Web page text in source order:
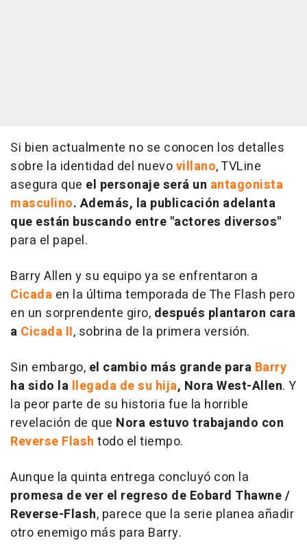
Si bien actualmente no se conocen los detalles
sobre la identidad del nuevovillano, TVLine
asegura que el personaje será un antagonista
masculino. Además, la publicación adelanta
que están buscando entre "actores diversos"
para el papel.
Barry Allen y su equipo ya se enfrentaron a
Cicada en la última temporada de The Flash pero
en un sorprendente giro, después plantaron cara
a Cicada II, sobrina de la primera versión.
Sin embargo, el cambio más grande para Barry
ha sido la llegada de su hija, Nora West-Allen. Y
la peor parte de su historia fue la horrible
revelación de que Nora estuvo trabajando con
Reverse Flash todo el tiempo.
Aunque la quinta entrega concluyó con la
promesa de ver el regreso de Eobard Thawne /
Reverse-Flash, parece que la serie planea añadir
otro enemigo más para Barry.